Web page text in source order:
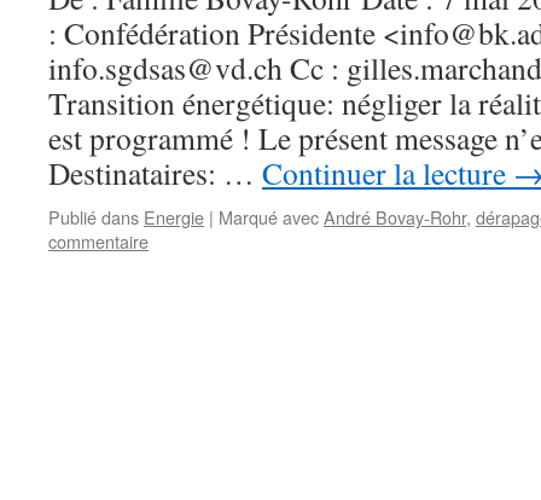
: Confédération Présidente
info.sgdsas@vd.ch Cc :
Transition énergétique: négliger la
est programmé ! Le présent message
Destinataires: … Continuer la lecture
Publié dans Energie | Marqué avecAndré Bovay-Rohr,
commentaire